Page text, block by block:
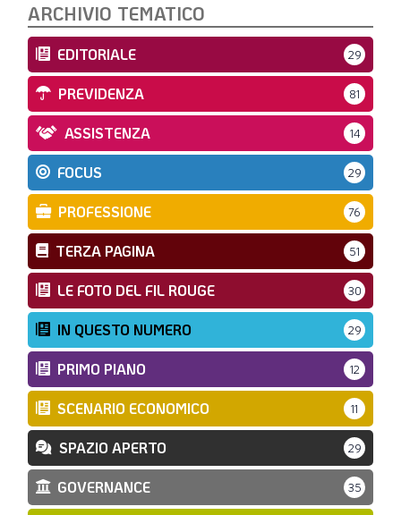
ARCHIVIO TEMATICO
EDITORIALE 29
PREVIDENZA 81
ASSISTENZA 14
FOCUS 29
PROFESSIONE 76
TERZA PAGINA 51
LE FOTO DEL FIL ROUGE 30
IN QUESTO NUMERO 29
PRIMO PIANO 12
SCENARIO ECONOMICO 11
SPAZIO APERTO 29
GOVERNANCE 35